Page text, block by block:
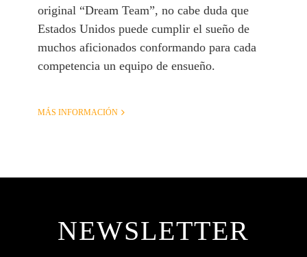
original “Dream Team”, no cabe duda que
Estados Unidos puede cumplir el sueño de
muchos aficionados conformando para cada
competencia un equipo de ensueño.
MÁS INFORMACIÓN
NEWSLETTER